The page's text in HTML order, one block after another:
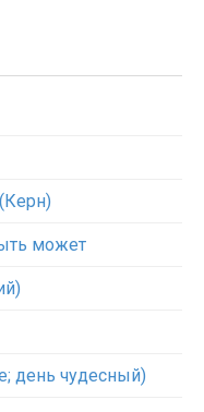
может
день чудесный)